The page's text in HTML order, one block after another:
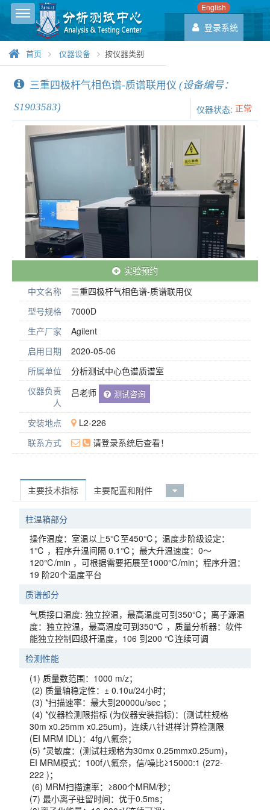
Toggle sidebar English
登录系统
首页 仪器设备 按仪器类别
三重四极杆气相色谱-质谱联用仪 (设备编号：
S1903583)
仪器状态: 正常
实验预约
中文名称
三重四极杆气相色谱-质谱联用仪
型号规格
7000D
生产厂家
Agilent
启用日期
2020-05-06
所属单位
分析测试中心色谱质谱室
仪器负责
人
吕老师 测试咨询
安装地点
L2-226
联系方式
请登录系统后查看！
主要技术指标 主要配置和附件
柱温箱部分
操作温度：室温以上5℃至450℃；温度步阶级设定：
1℃ ，程序升温间隔 0.1℃；最大升温速度：0～
120℃/min ，可根据需要拓展至1000℃/min；程序升温：
19 阶20个温度平台
质谱部分
气质接口温度: 独立控温，最高温度可到350℃；离子源温
度：独立控温，最高温度可到350℃ ，质量分析器：软件
能独立控制四级杆温度，106 到200 ℃连续可调
检测性能
(1) 质量数范围：1000 m/z；
(2) 质量轴稳定性：± 0.10u/24小时；
(3) *扫描速率：最大到20000u/sec ；
(4) *仪器检测限指标 (为仪器安装指标)：(测试柱规格
30m x0.25mm x0.25um)，连续八针进样计算检测限
(EI MRM IDL)：4fg八氟奈；
(5) *灵敏度：(测试柱规格为30mx 0.25mmx0.25um)，
EI MRM模式：100f八氟奈，信/噪比≥15000:1 (272-
222 )；
(6) MRM扫描速率：≥800个MRM/秒；
(7) 最小离子驻留时间：优于0.5ms；